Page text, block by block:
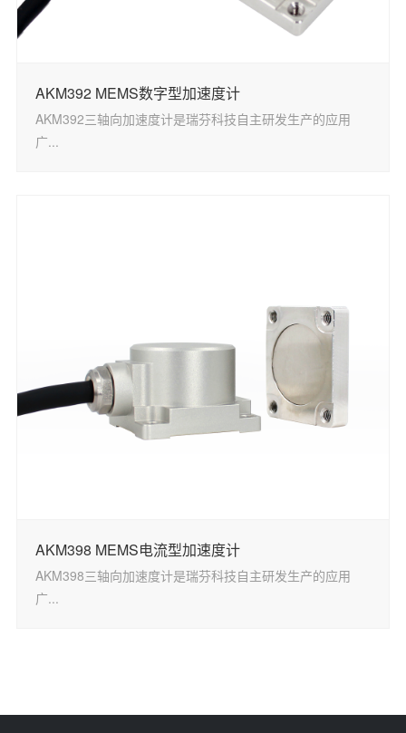
AKM392 MEMS数字型加速度计
AKM392三轴向加速度计是瑞芬科技自主研发生产的应用
广...
AKM398 MEMS电流型加速度计
AKM398三轴向加速度计是瑞芬科技自主研发生产的应用
广...